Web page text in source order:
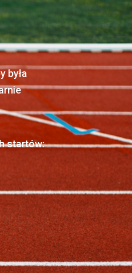
była
startów: